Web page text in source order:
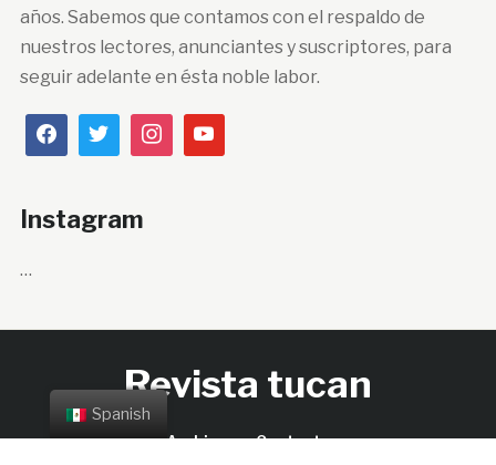
años. Sabemos que contamos con el respaldo de
nuestros lectores, anunciantes y suscriptores, para
seguir adelante en ésta noble labor.
Instagram
…
Revista tucan
Archivos Contacto
Spanish